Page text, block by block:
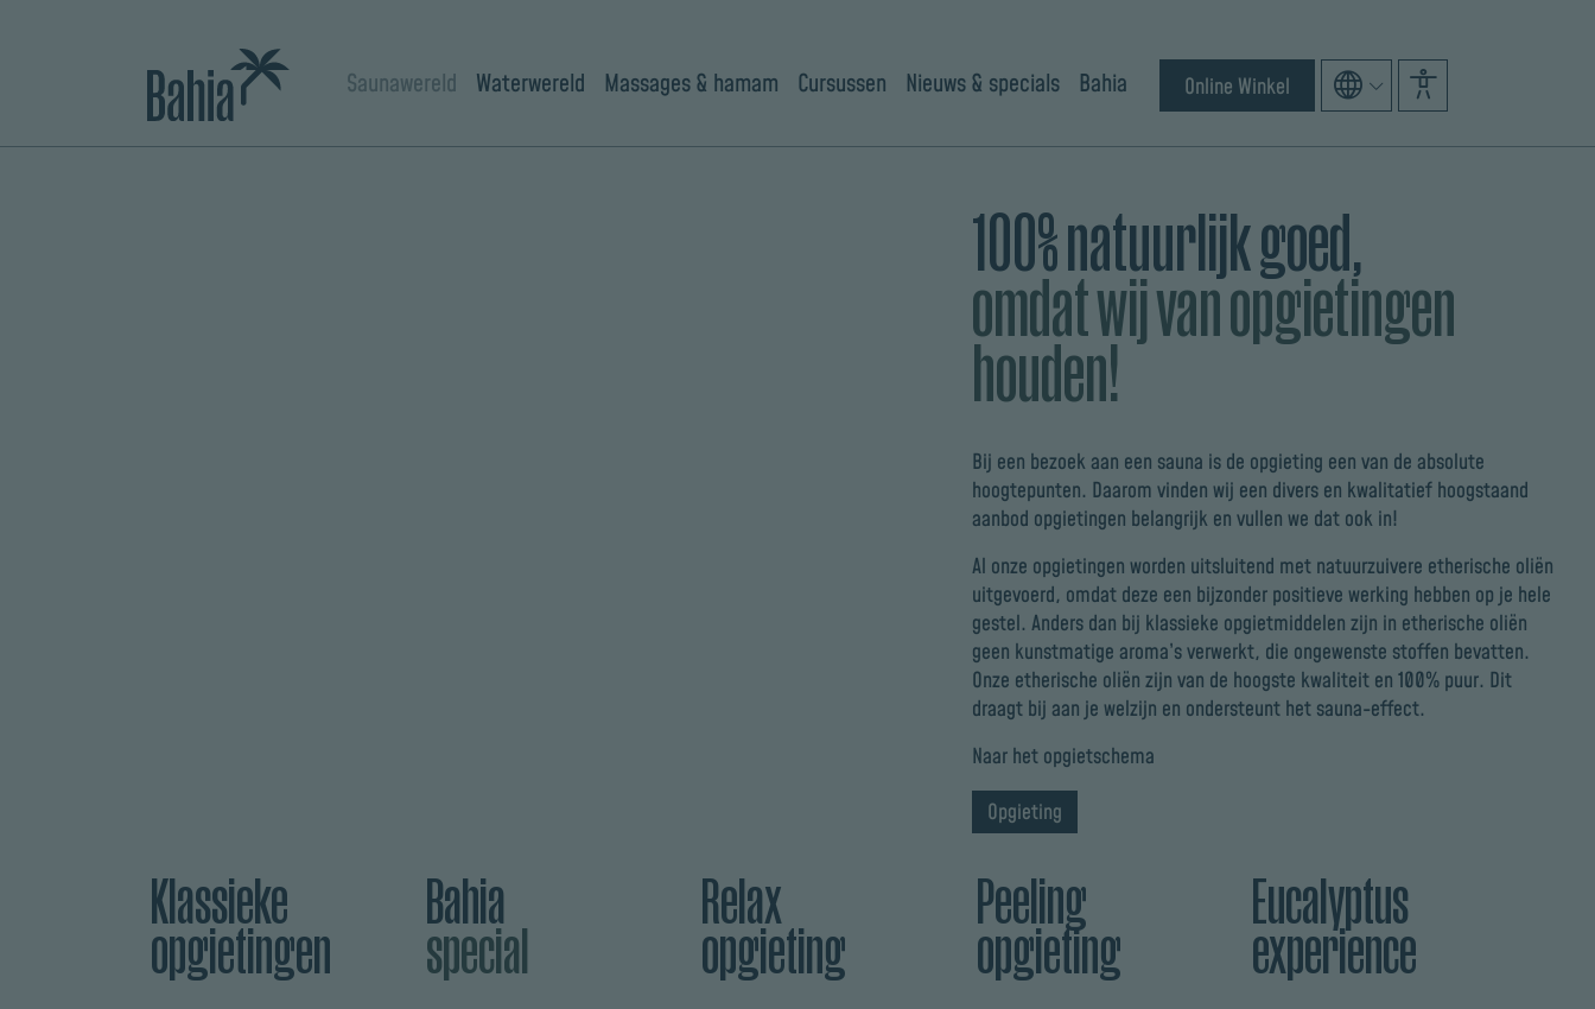
Saunawereld Waterwereld Massages & hamam Cursussen Nieuws & specials Bahia Online Winkel
100% natuurlijk goed,
omdat wij van opgietingen
houden!
Bij een bezoek aan een sauna is de opgieting een van de absolute
hoogtepunten. Daarom vinden wij een divers en kwalitatief hoogstaand
aanbod opgietingen belangrijk en vullen we dat ook in!
Al onze opgietingen worden uitsluitend met natuurzuivere etherische oliën
uitgevoerd, omdat deze een bijzonder positieve werking hebben op je hele
gestel. Anders dan bij klassieke opgietmiddelen zijn in etherische oliën
geen kunstmatige aroma’s verwerkt, die ongewenste stoffen bevatten.
Onze etherische oliën zijn van de hoogste kwaliteit en 100% puur. Dit
draagt bij aan je welzijn en ondersteunt het sauna-effect.
Naar het opgietschema
Opgieting
Klassieke
opgietingen
Bahia
special
Relax
opgieting
Peeling
opgieting
Eucalyptus
experience